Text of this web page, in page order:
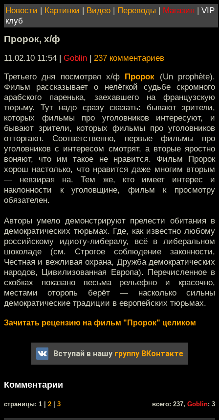
Новости | Картинки | Видео | Переводы | Магазин | VIP
клуб
Пророк, х/ф
11.02.10 11:54 | Goblin | 237 комментариев
Третьего дня посмотрел х/ф Пророк (Un prophète).
Фильм рассказывает о нелёгкой судьбе скромного
арабского паренька, заехавшего на французскую
тюрьму. Тут надо сразу сказать: бывают зрители,
которых фильмы про уголовников интересуют, и
бывают зрители, которых фильмы про уголовников
отторгают. Соответственно, первые фильмы про
уголовников с интересом смотрят, а вторые яростно
воняют, что им такое не нравится. Фильм Пророк
хорош настолько, что нравится даже многим вторым
— невзирая на. Тем же, кто имеет интерес и
наклонности к уголовщине, фильм к просмотру
обязателен.
Авторы умело демонстрируют прелести обитания в
демократических тюрьмах. Где, как известно любому
российскому идиоту-либералу, всё в либеральном
шоколаде (см. Строгое соблюдение законности,
Честная и вежливая охрана, Дружба демократических
народов, Цивилизованная Европа). Перечисленное в
скобках показано весьма рельефно и красочно,
местами оторопь берёт — насколько сильны
демократические традиции в европейских тюрьмах.
Зачитать рецензию на фильм "Пророк" целиком
Вступай в нашу группу ВКонтакте
Комментарии
cтраницы: 1 | 2 3 всего: 237, Goblin: 3